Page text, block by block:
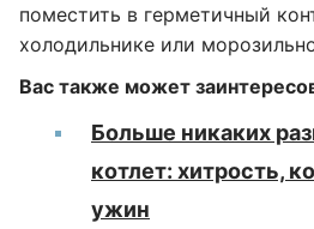
поместить в герметичный
холодильнике или
Вас также может
Больше никаких
котлет: хитрость,
ужин